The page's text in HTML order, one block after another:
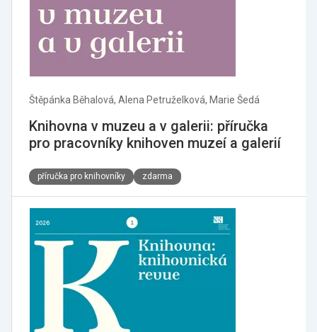
Štěpánka Běhalová, Alena Petruželková, Marie Šedá
Knihovna v muzeu a v galerii: příručka
pro pracovníky knihoven muzeí a galerií
příručka pro knihovníky zdarma